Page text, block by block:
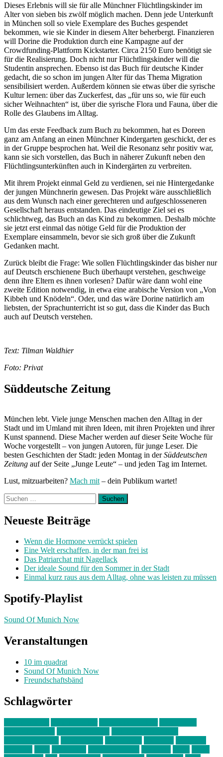
Dieses Erlebnis will sie für alle Münchner Flüchtlingskinder im
Alter von sieben bis zwölf möglich machen. Denn jede Unterkunft
in München soll so viele Exemplare des Buches gespendet
bekommen, wie sie Kinder in diesem Alter beherbergt. Finanzieren
will Dorine die Produktion durch eine Kampagne auf der
Crowdfunding-Plattform Kickstarter. Circa 2150 Euro benötigt sie
für die Realisierung. Doch nicht nur Flüchtlingskinder will die
Studentin ansprechen. Ebenso ist das Buch für deutsche Kinder
gedacht, die so schon im jungen Alter für das Thema Migration
sensibilisiert werden. Außerdem können sie etwas über die syrische
Kultur lernen: über das Zuckerfest, das „für uns so, wie für euch
sicher Weihnachten“ ist, über die syrische Flora und Fauna, über die
Rolle des Glaubens im Alltag.
Um das erste Feedback zum Buch zu bekommen, hat es Doreen
ganz am Anfang an einen Münchner Kindergarten geschickt, der es
in der Gruppe besprochen hat. Weil die Resonanz sehr positiv war,
kann sie sich vorstellen, das Buch in näherer Zukunft neben den
Flüchtlingsunterkünften auch in Kindergärten zu verbreiten.
Mit ihrem Projekt einmal Geld zu verdienen, sei nie Hintergedanke
der jungen Münchnerin gewesen. Das Projekt wäre ausschließlich
aus dem Wunsch nach einer gerechteren und aufgeschlosseneren
Gesellschaft heraus entstanden. Das eindeutige Ziel sei es
schlichtweg, das Buch an das Kind zu bekommen. Deshalb möchte
sie jetzt erst einmal das nötige Geld für die Produktion der
Exemplare einsammeln, bevor sie sich groß über die Zukunft
Gedanken macht.
Zurück bleibt die Frage: Wie sollen Flüchtlingskinder das bisher nur
auf Deutsch erschienene Buch überhaupt verstehen, geschweige
denn ihre Eltern es ihnen vorlesen? Dafür wäre dann wohl eine
zweite Edition notwendig, in etwa eine arabische Version von „Von
Kibbeh und Knödeln“. Oder, und das wäre Dorine natürlich am
liebsten, der Sprachunterricht ist so gut, dass die Kinder das Buch
auch auf Deutsch verstehen.
Text: Tilman Waldhier
Foto: Privat
Süddeutsche Zeitung
München lebt. Viele junge Menschen machen den Alltag in der
Stadt und im Umland mit ihren Ideen, mit ihren Projekten und ihrer
Kunst spannend. Diese Macher werden auf dieser Seite Woche für
Woche vorgestellt – von jungen Autoren, für junge Leser. Die
besten Geschichten der Stadt: jeden Montag in derSüddeutschen
Zeitung auf der Seite „Junge Leute“ – und jeden Tag im Internet.
Lust, mitzuarbeiten? Mach mit – dein Publikum wartet!
Suchen
nach:
Neueste Beiträge
Wenn die Hormone verrückt spielen
Eine Welt erschaffen, in der man frei ist
Das Patriarchat mit Nagellack
Der ideale Sound für den Sommer in der Stadt
Einmal kurz raus aus dem Alltag, ohne was leisten zu müssen
Spotify-Playlist
Sound Of Munich Now
Veranstaltungen
10 im quadrat
Sound Of Munich Now
Freundschaftsbänd
Schlagwörter